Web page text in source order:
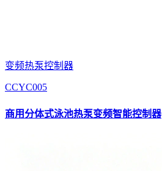
变频热泵控制器
CCYC005
商用分体式泳池热泵变频智能控制器